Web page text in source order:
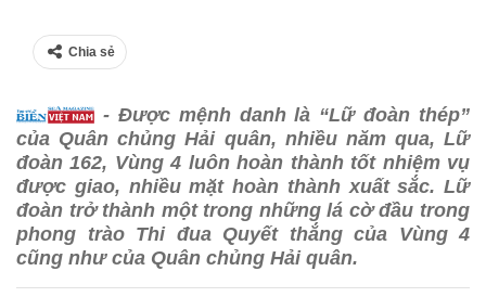
Chia sẻ
- Được mệnh danh là “Lữ đoàn thép”
của Quân chủng Hải quân, nhiều năm qua, Lữ
đoàn 162, Vùng 4 luôn hoàn thành tốt nhiệm vụ
được giao, nhiều mặt hoàn thành xuất sắc. Lữ
đoàn trở thành một trong những lá cờ đầu trong
phong trào Thi đua Quyết thắng của Vùng 4
cũng như của Quân chủng Hải quân.